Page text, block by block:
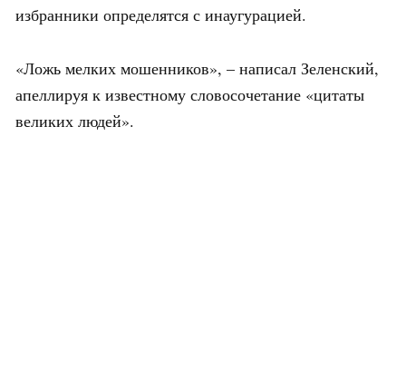
избранники определятся с инаугурацией.
«Ложь мелких мошенников», – написал Зеленский,
апеллируя к известному словосочетание «цитаты
великих людей».